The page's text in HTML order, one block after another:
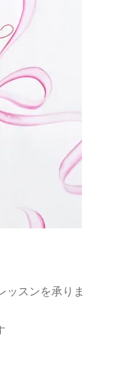
ッスンを承りま